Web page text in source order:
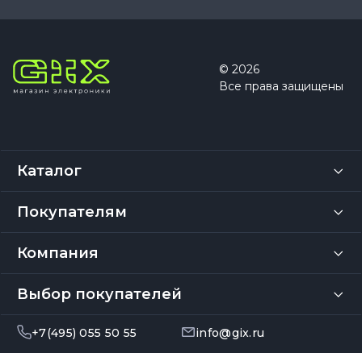
© 2026
Все права защищены
Каталог
Покупателям
Компания
Выбор покупателей
+7(495) 055 50 55
info@gix.ru